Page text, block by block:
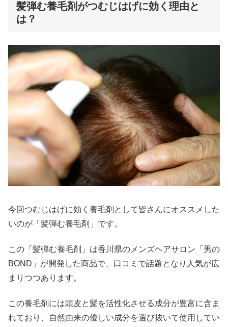
髪弾む養毛剤がつむじはげに効く理由と
は？
今回つむじはげに効く養毛剤として皆さんにオススメした
いのが「髪弾む養毛剤」です。
この「髪弾む養毛剤」は香川県のメンズヘアサロン「男の
BOND」が開発した商品で、口コミで話題となり人気が広
まりつつあります。
この養毛剤には頭皮と髪を活性化させる成分が豊富に含ま
れており、自然由来の優しい成分を選び抜いて使用してい